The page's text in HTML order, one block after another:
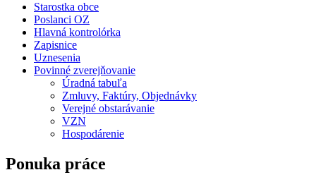
Starostka obce
Poslanci OZ
Hlavná kontrolórka
Zapisnice
Uznesenia
Povinné zverejňovanie
Úradná tabuľa
Zmluvy, Faktúry, Objednávky
Verejné obstarávanie
VZN
Hospodárenie
Ponuka práce